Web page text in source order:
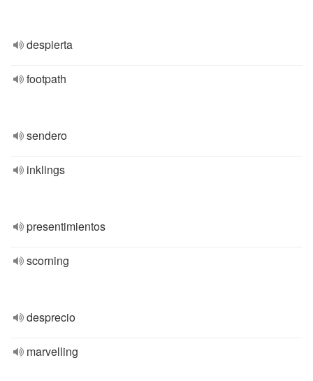
despierta
footpath
sendero
inklings
presentimientos
scorning
desprecio
marvelling